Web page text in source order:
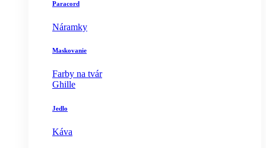
Paracord
Náramky
Maskovanie
Farby na tvár
Ghille
Jedlo
Káva